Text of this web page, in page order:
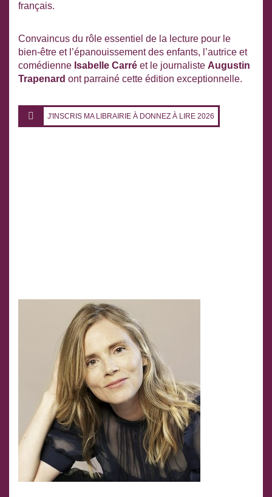
français.
Convaincus du rôle essentiel de la lecture pour le
bien-être et l’épanouissement des enfants, l’autrice et
comédienne Isabelle Carré et le journaliste Augustin
Trapenard ont parrainé cette édition exceptionnelle.
J'INSCRIS MA LIBRAIRIE À DONNEZ À LIRE 2026